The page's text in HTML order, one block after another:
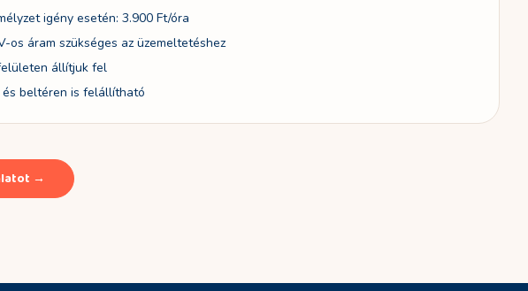
igény esetén: 3.900 Ft/óra
os áram szükséges az üzemeltetéshez
állítjuk fel
beltéren is felállítható
→